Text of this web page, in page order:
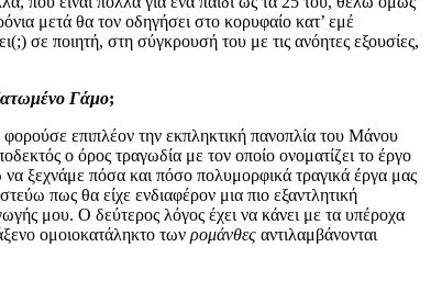
μετά θα τον οδηγήσει στο κορυφαίο κατ’ εμέ
σε ποιητή, στη σύγκρουσή του με τις ανόητες εξουσίες,
Γάμο;
επιπλέον την εκπληκτική πανοπλία του Μάνου
ο όρος τραγωδία με τον οποίο ονοματίζει το έργο
ξεχνάμε πόσα και πόσο πολυμορφικά τραγικά έργα μας
πως θα είχε ενδιαφέρον μια πιο εξαντλητική
μου. Ο δεύτερος λόγος έχει να κάνει με τα υπέροχα
ομοιοκατάληκτο των ρομάνθες αντιλαμβάνονται